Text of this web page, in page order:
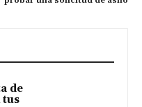
de
tus